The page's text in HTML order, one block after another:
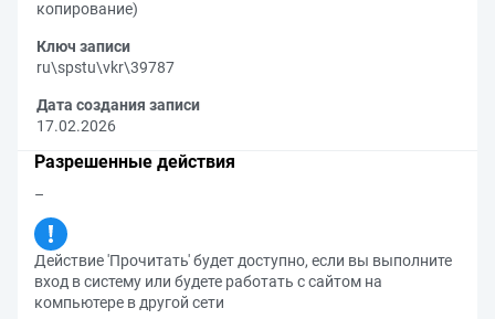
копирование)
Ключ записи
ru\spstu\vkr\39787
Дата создания записи
17.02.2026
Разрешенные действия
–
Действие 'Прочитать' будет доступно, если вы выполните
вход в систему или будете работать с сайтом на
компьютере в другой сети